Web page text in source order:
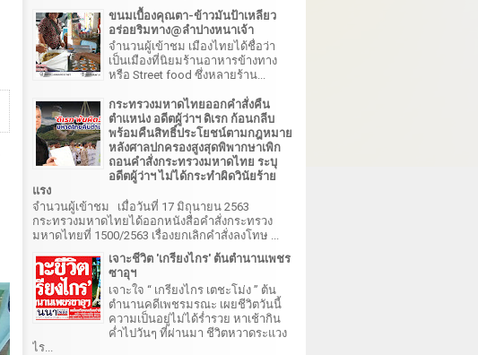
ขนมเบื้องคุณตา-ข้าวมันป้าเหลียว
อร่อยริมทาง@ลำปางหนาเจ้า
จำนวนผู้เข้าชม เมืองไทยได้ชื่อว่า
เป็นเมืองที่นิยมร้านอาหารข้างทาง
หรือ Street food ซึ่งหลายร้าน...
กระทรวงมหาดไทยออกคำสั่งคืน
ตำแหน่ง อดีตผู้ว่าฯ ดิเรก ก้อนกลีบ
พร้อมคืนสิทธิ์ประโยชน์ตามกฎหมาย
หลังศาลปกครองสูงสุดพิพากษาเพิก
ถอนคำสั่งกระทรวงมหาดไทย ระบุ
อดีตผู้ว่าฯ ไม่ได้กระทำผิดวินัยร้าย
แรง
จำนวนผู้เข้าชม เมื่อวันที่ 17 มิถุนายน 2563
กระทรวงมหาดไทยได้ออกหนังสือคำสั่งกระทรวง
มหาดไทยที่ 1500/2563 เรื่องยกเลิกคำสั่งลงโทษ ...
เจาะชีวิต 'เกรียงไกร' ต้นตำนานเพชร
ซาอุฯ
เจาะใจ “ เกรียงไกร เตชะโม่ง ” ต้น
ตำนานคดีเพชรมรณะ เผยชีวิตวันนี้
ความเป็นอยู่ไม่ได้ร่ำรวย หาเช้ากิน
ค่ำไปวันๆ ที่ผ่านมา ชีวิตหวาดระแวง
ไร...